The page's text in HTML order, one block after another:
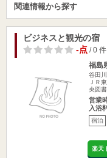
関連情報から探す
ビジネスと観光の宿
-点/ 0 件
福島
谷田
ＪＲ
央図
営業
入浴
宿泊
楽天